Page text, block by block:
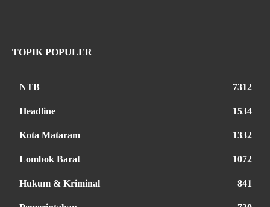
TOPIK POPULER
NTB 7312
Headline 1534
Kota Mataram 1332
Lombok Barat 1072
Hukum & Kriminal 841